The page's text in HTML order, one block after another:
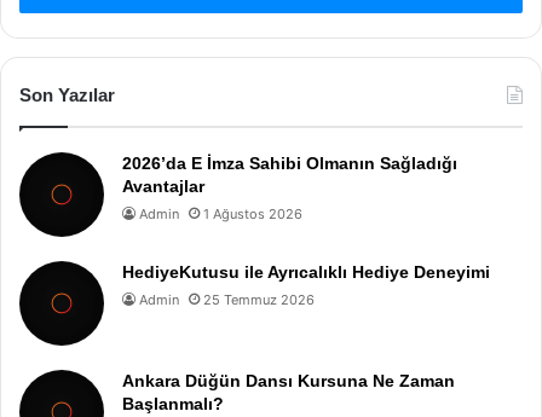
Son Yazılar
2026’da E İmza Sahibi Olmanın Sağladığı
Avantajlar
Admin 1 Ağustos 2026
HediyeKutusu ile Ayrıcalıklı Hediye Deneyimi
Admin 25 Temmuz 2026
Ankara Düğün Dansı Kursuna Ne Zaman
Başlanmalı?